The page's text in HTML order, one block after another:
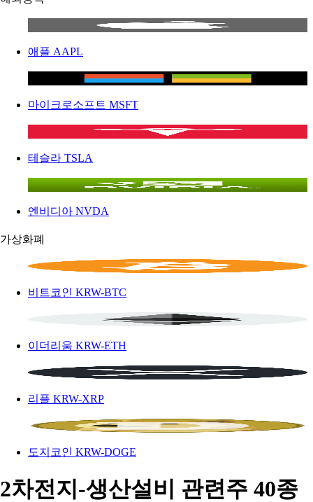
애플 AAPL
마이크로소프트 MSFT
테슬라 TSLA
엔비디아 NVDA
가상화폐
비트코인 KRW-BTC
이더리움 KRW-ETH
리플 KRW-XRP
도지코인 KRW-DOGE
2차전지-생산설비 관련주 40종